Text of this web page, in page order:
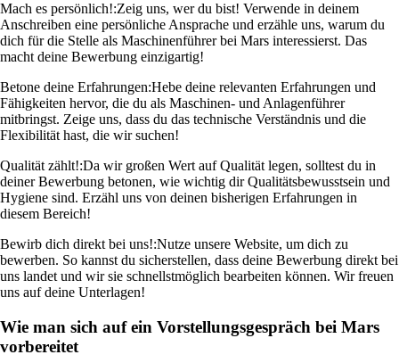
Mach es persönlich!:Zeig uns, wer du bist! Verwende in deinem
Anschreiben eine persönliche Ansprache und erzähle uns, warum du
dich für die Stelle als Maschinenführer bei Mars interessierst. Das
macht deine Bewerbung einzigartig!
Betone deine Erfahrungen:Hebe deine relevanten Erfahrungen und
Fähigkeiten hervor, die du als Maschinen- und Anlagenführer
mitbringst. Zeige uns, dass du das technische Verständnis und die
Flexibilität hast, die wir suchen!
Qualität zählt!:Da wir großen Wert auf Qualität legen, solltest du in
deiner Bewerbung betonen, wie wichtig dir Qualitätsbewusstsein und
Hygiene sind. Erzähl uns von deinen bisherigen Erfahrungen in
diesem Bereich!
Bewirb dich direkt bei uns!:Nutze unsere Website, um dich zu
bewerben. So kannst du sicherstellen, dass deine Bewerbung direkt bei
uns landet und wir sie schnellstmöglich bearbeiten können. Wir freuen
uns auf deine Unterlagen!
Wie man sich auf ein Vorstellungsgespräch bei Mars
vorbereitet